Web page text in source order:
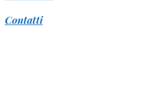
Contatti